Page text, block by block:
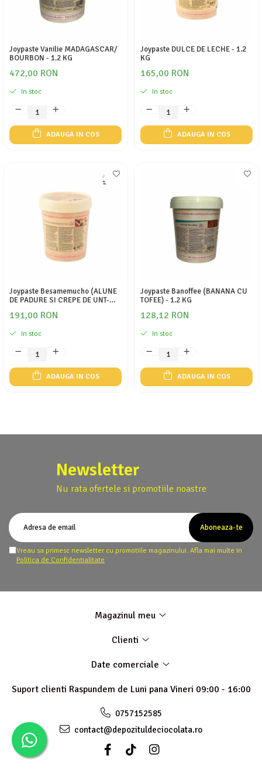
Joypaste Vanilie MADAGASCAR/
BOURBON - 1.2 KG
472,00 RON
In stoc
ADAUGA IN COS
Joypaste DULCE DE LECHE - 1.2
KG
165,00 RON
In stoc
ADAUGA IN COS
Joypaste Besamemucho (ALUNE
DE PADURE SI CREPE DE UNT-
191,00 RON
In stoc
ADAUGA IN COS
Joypaste Banoffee (BANANA CU
TOFEE) - 1.2 KG
128,12 RON
In stoc
ADAUGA IN COS
Newsletter
Nu rata ofertele si promotiile noastre
Vreau sa primesc newsletter cu promotiile magazinului. Afla mai multe in
Politica de Confidentialitate
Magazinul meu
Clienti
Date comerciale
Suport clienti Raspundem de Luni pana Vineri 09:00 - 16:00
0757152585
contact@depozituldeciocolata.ro